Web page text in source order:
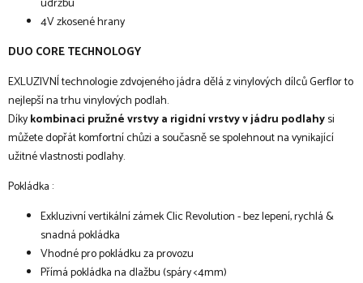
4V zkosené hrany
DUO CORE TECHNOLOGY
EXLUZIVNÍ technologie zdvojeného jádra dělá z vinylových dílců Gerflor to
nejlepší na trhu vinylových podlah.
Díkykombinaci pružné vrstvy a rigidní vrstvy v jádru podlahysi
můžete dopřát komfortní chůzi a současně se spolehnout na vynikající
užitné vlastnosti podlahy.
Pokládka :
Exkluzivní vertikální zámek Clic Revolution - bez lepení, rychlá &
snadná pokládka
Vhodné pro pokládku za provozu
Přímá pokládka na dlažbu (spáry <4mm)